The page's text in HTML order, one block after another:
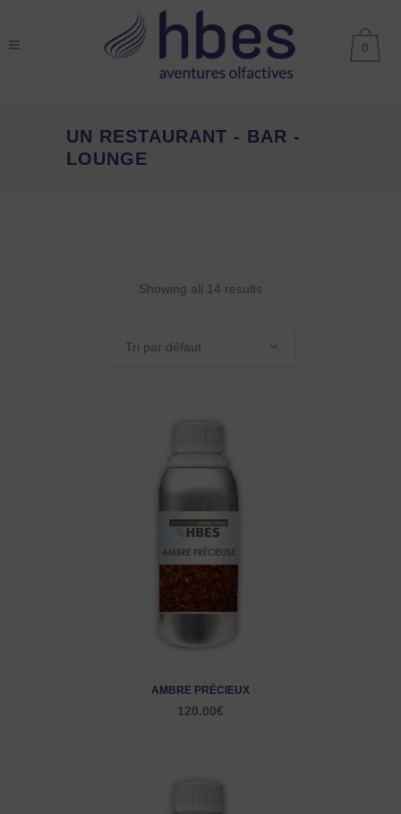
0
UN RESTAURANT - BAR -
LOUNGE
Showing all 14 results
Tri par défaut
AMBRE PRÉCIEUX
120.00€